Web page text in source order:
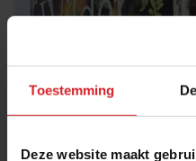
Toestemming
Deze website maakt